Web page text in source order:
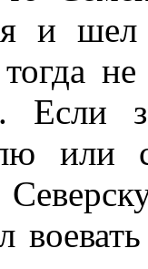
и шел
не
или